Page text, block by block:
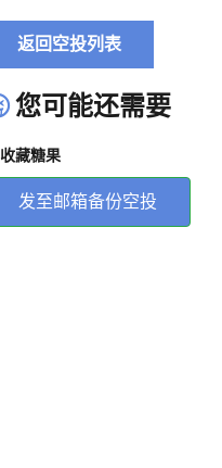
返回空投列表
您可能还需要
收藏糖果
发至邮箱备份空投